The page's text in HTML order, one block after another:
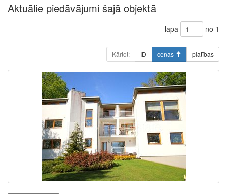
Aktuālie piedāvājumi šajā objektā
lapa no 1
Kārtot: ID cenas platības